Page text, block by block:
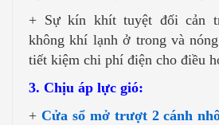
+ Sự kín khít tuyệt đối cản
không khí lạnh ở trong và
tiết kiệm chi phí điện cho điều
3. Chịu áp lực gió:
+ Cửa sổ mở trượt 2 cánh